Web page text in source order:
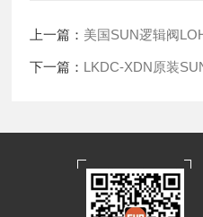
上一篇： 美国SUN逻辑阀
下一篇： LKDC-XDN原装